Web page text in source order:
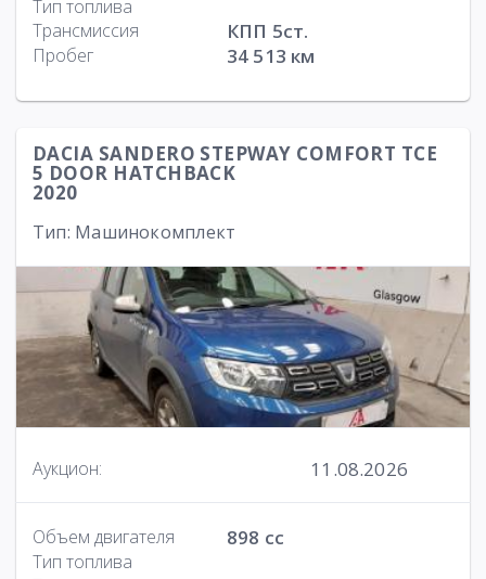
Тип топлива
Трансмиссия
КПП 5ст.
Пробег 34 513 км
DACIA SANDERO STEPWAY COMFORT TCE
5 DOOR HATCHBACK
2020
Тип: Машинокомплект
Аукцион: 11.08.2026
Объем двигателя 898 cc
Тип топлива